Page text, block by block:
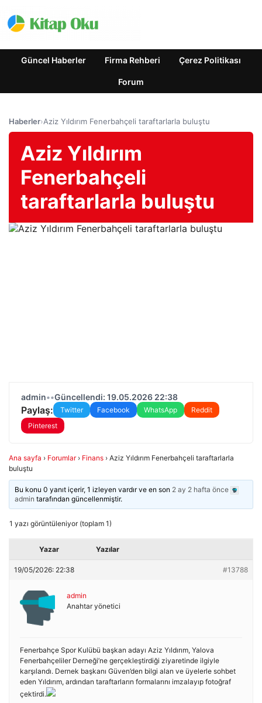
Güncel Haberler Firma Rehberi Çerez Politikası
Forum
Haberler›Aziz Yıldırım Fenerbahçeli taraftarlarla buluştu
Aziz Yıldırım
Fenerbahçeli
taraftarlarla buluştu
admin••Güncellendi: 19.05.2026 22:38
Paylaş: Twitter Facebook WhatsApp
Reddit
Pinterest
Ana sayfa › Forumlar › Finans › Aziz Yıldırım Fenerbahçeli taraftarlarla
buluştu
Bu konu 0 yanıt içerir, 1 izleyen vardır ve en son 2 ay 2 hafta önce
admin tarafından güncellenmiştir.
1 yazı görüntüleniyor (toplam 1)
Yazar Yazılar
19/05/2026: 22:38 #13788
admin
Anahtar yönetici
Fenerbahçe Spor Kulübü başkan adayı Aziz Yıldırım, Yalova
Fenerbahçeliler Derneği’ne gerçekleştirdiği ziyaretinde ilgiyle
karşılandı. Dernek başkanı Güven’den bilgi alan ve üyelerle sohbet
eden Yıldırım, ardından taraftarların formalarını imzalayıp fotoğraf
çektirdi.